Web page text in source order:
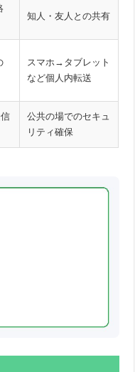
知人・友人との共有
スマホ→タブレット
など個人内転送
公共の場でのセキュ
リティ確保